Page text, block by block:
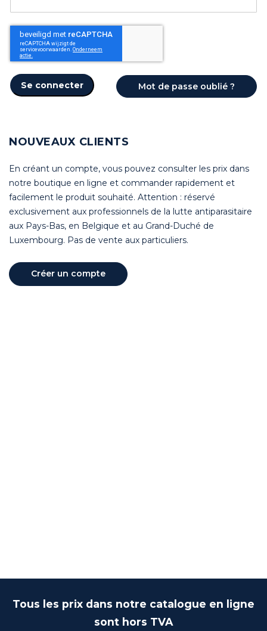
Se connecter Mot de passe oublié ?
NOUVEAUX CLIENTS
En créant un compte, vous pouvez consulter les prix dans
notre boutique en ligne et commander rapidement et
facilement le produit souhaité. Attention : réservé
exclusivement aux professionnels de la lutte antiparasitaire
aux Pays-Bas, en Belgique et au Grand-Duché de
Luxembourg. Pas de vente aux particuliers.
Créer un compte
Tous les prix dans notre catalogue en ligne
sont hors TVA